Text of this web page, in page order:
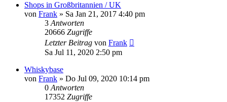
Shops in Großbritannien / UK
von Frank » Sa Jan 21, 2017 4:40 pm
3Antworten
20666 Zugriffe
Letzter Beitrag von Frank
Sa Jul 11, 2020 2:50 pm
Whiskybase
von Frank » Do Jul 09, 2020 10:14 pm
0Antworten
17352 Zugriffe